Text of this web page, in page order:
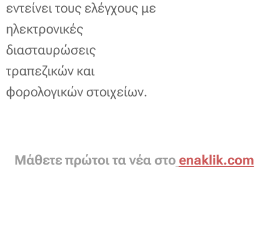
εντείνει τους ελέγχους με
ηλεκτρονικές
διασταυρώσεις
τραπεζικών και
φορολογικών στοιχείων.
Μάθετε πρώτοι τα νέα στο enaklik.com